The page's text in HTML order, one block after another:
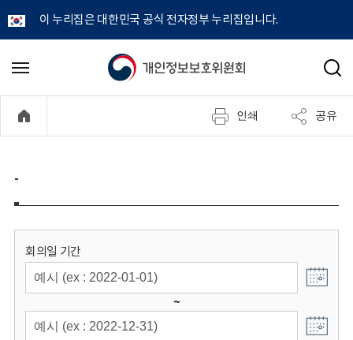
이 누리집은 대한민국 공식 전자정부 누리집입니다.
개
정
보
위
원
메
기
검
인쇄 공유
-
회의일 기간
~